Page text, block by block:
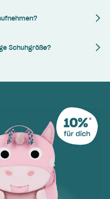
Schuhgröße?